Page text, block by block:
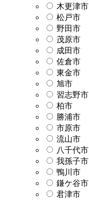
木更津市
松戸市
野田市
茂原市
成田市
佐倉市
東金市
旭市
習志野市
柏市
勝浦市
市原市
流山市
八千代市
我孫子市
鴨川市
鎌ケ谷市
君津市